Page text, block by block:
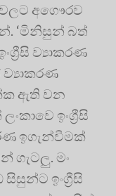
අගෞරව
‘මිනිසුන් බත්
ව්‍යාකරණ
ඇති වන
ඉංග්‍රීසි
ඉගැන්වීමක්
ගැටලු. මං
ඉංග්‍රීසි